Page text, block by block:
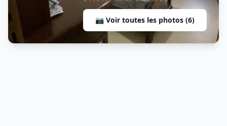
📷 Voir toutes les photos (6)